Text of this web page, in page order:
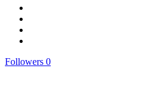
Followers 0